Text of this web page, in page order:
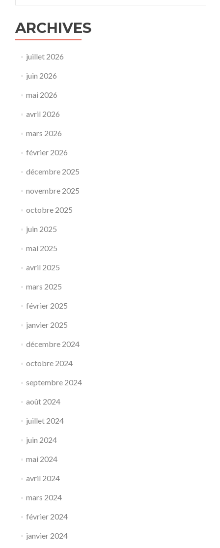
ARCHIVES
juillet 2026
juin 2026
mai 2026
avril 2026
mars 2026
février 2026
décembre 2025
novembre 2025
octobre 2025
juin 2025
mai 2025
avril 2025
mars 2025
février 2025
janvier 2025
décembre 2024
octobre 2024
septembre 2024
août 2024
juillet 2024
juin 2024
mai 2024
avril 2024
mars 2024
février 2024
janvier 2024